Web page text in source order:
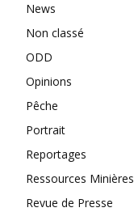
News
Non classé
ODD
Opinions
Pêche
Portrait
Reportages
Ressources Minières
Revue de Presse